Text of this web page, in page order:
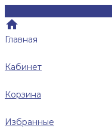
Главная
Кабинет
Корзина
Избранные